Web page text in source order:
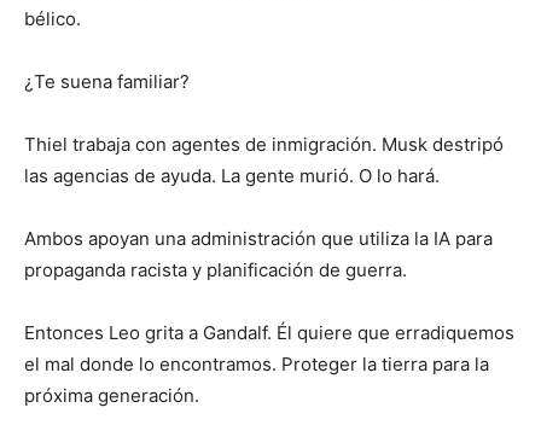
bélico.
¿Te suena familiar?
Thiel trabaja con agentes de inmigración. Musk destripó
las agencias de ayuda. La gente murió. O lo hará.
Ambos apoyan una administración que utiliza la IA para
propaganda racista y planificación de guerra.
Entonces Leo grita a Gandalf. Él quiere que erradiquemos
el mal donde lo encontramos. Proteger la tierra para la
próxima generación.